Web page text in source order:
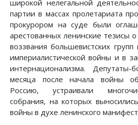
широкой нелегальной
партии в массах пролетариата
прокурором на суде были
арестованных ленинские тезисы
воззвания большевистских
империалистической войны и в
интернационализма.
месяца после начала войны
Россию, устраивали
собрания, на которых
войны в духе ленинского